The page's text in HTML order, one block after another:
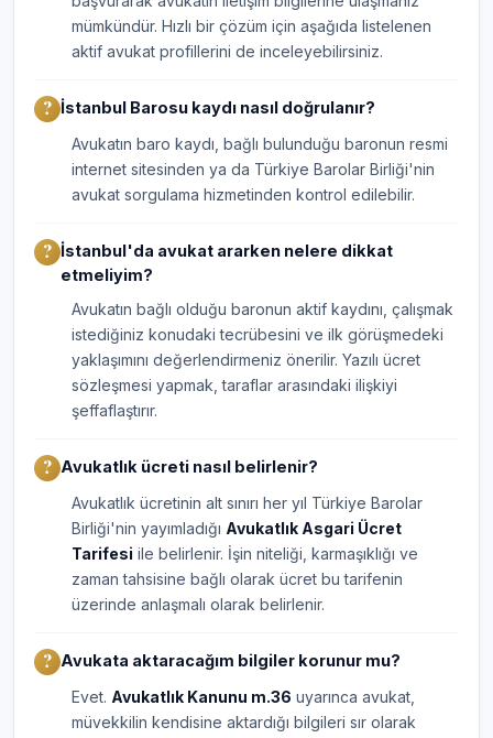
mümkündür. Hızlı bir çözüm için aşağıda listelenen
aktif avukat profillerini de inceleyebilirsiniz.
İstanbul Barosu kaydı nasıl doğrulanır?
Avukatın baro kaydı, bağlı bulunduğu baronun resmi
internet sitesinden ya da Türkiye Barolar Birliği'nin
avukat sorgulama hizmetinden kontrol edilebilir.
İstanbul'da avukat ararken nelere dikkat
etmeliyim?
Avukatın bağlı olduğu baronun aktif kaydını, çalışmak
istediğiniz konudaki tecrübesini ve ilk görüşmedeki
yaklaşımını değerlendirmeniz önerilir. Yazılı ücret
sözleşmesi yapmak, taraflar arasındaki ilişkiyi
şeffaflaştırır.
Avukatlık ücreti nasıl belirlenir?
Avukatlık ücretinin alt sınırı her yıl Türkiye Barolar
Birliği'nin yayımladığı Avukatlık Asgari Ücret
Tarifesi ile belirlenir. İşin niteliği, karmaşıklığı ve
zaman tahsisine bağlı olarak ücret bu tarifenin
üzerinde anlaşmalı olarak belirlenir.
Avukata aktaracağım bilgiler korunur mu?
Evet. Avukatlık Kanunu m.36 uyarınca avukat,
müvekkilin kendisine aktardığı bilgileri sır olarak